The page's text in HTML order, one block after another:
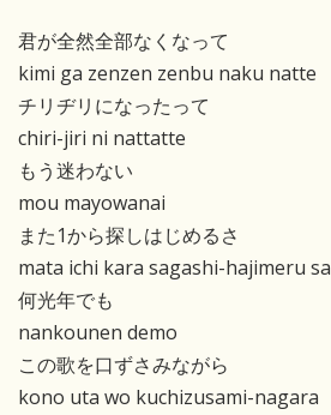
君が全然全部なくなって
kimi ga zenzen zenbu naku natte
チリヂリになったって
chiri-jiri ni nattatte
もう迷わない
mou mayowanai
また1から探しはじめるさ
mata ichi kara sagashi-hajimeru sa
何光年でも
nankounen demo
この歌を口ずさみながら
kono uta wo kuchizusami-nagara